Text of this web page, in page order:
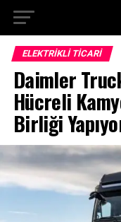
ELEKTRIKLI TICARI
Daimler
Hücreli
Birliği